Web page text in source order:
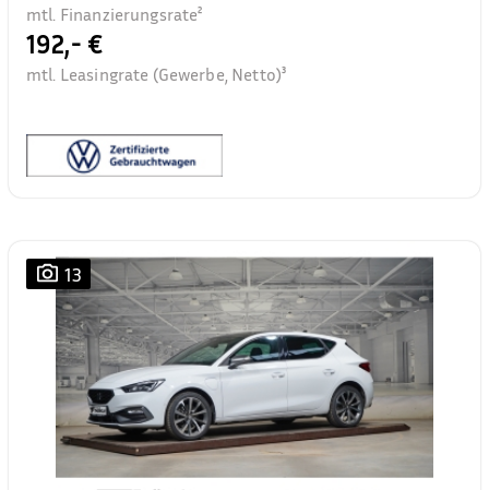
mtl. Finanzierungsrate²
192,- €
mtl. Leasingrate (Gewerbe, Netto)³
13